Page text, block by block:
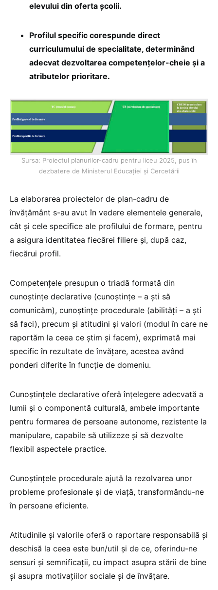
elevului din oferta școlii.
Profilul specific corespunde direct
curriculumului de specialitate, determinând
adecvat dezvoltarea competențelor-cheie și a
atributelor prioritare.
Sursa: Proiectul planurilor-cadru pentru liceu 2025, pus în
dezbatere de Ministerul Educației și Cercetării
La elaborarea proiectelor de plan-cadru de
învățământ s-au avut în vedere elementele generale,
cât și cele specifice ale profilului de formare, pentru
a asigura identitatea fiecărei filiere și, după caz,
fiecărui profil.
Competențele presupun o triadă formată din
cunoștințe declarative (cunoștințe – a ști să
comunicăm), cunoștințe procedurale (abilități – a ști
să faci), precum și atitudini și valori (modul în care ne
raportăm la ceea ce știm și facem), exprimată mai
specific în rezultate de învățare, acestea având
ponderi diferite în funcție de domeniu.
Cunoștințele declarative oferă înțelegere adecvată a
lumii și o componentă culturală, ambele importante
pentru formarea de persoane autonome, rezistente la
manipulare, capabile să utilizeze și să dezvolte
flexibil aspectele practice.
Cunoștințele procedurale ajută la rezolvarea unor
probleme profesionale și de viață, transformându-ne
în persoane eficiente.
Atitudinile și valorile oferă o raportare responsabilă și
deschisă la ceea este bun/util și de ce, oferindu-ne
sensuri și semnificații, cu impact asupra stării de bine
și asupra motivațiilor sociale și de învățare.